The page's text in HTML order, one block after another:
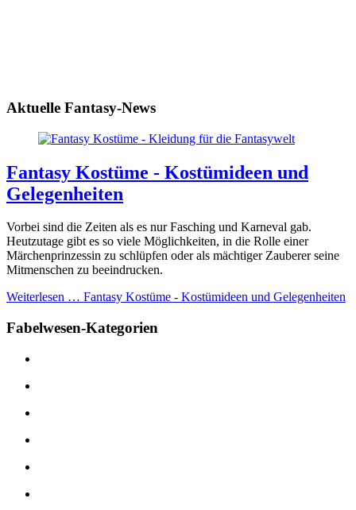
Aktuelle Fantasy-News
Fantasy Kostüme - Kostümideen und
Gelegenheiten
Vorbei sind die Zeiten als es nur Fasching und Karneval gab.
Heutzutage gibt es so viele Möglichkeiten, in die Rolle einer
Märchenprinzessin zu schlüpfen oder als mächtiger Zauberer seine
Mitmenschen zu beeindrucken.
Weiterlesen … Fantasy Kostüme - Kostümideen und Gelegenheiten
Fabelwesen-Kategorien